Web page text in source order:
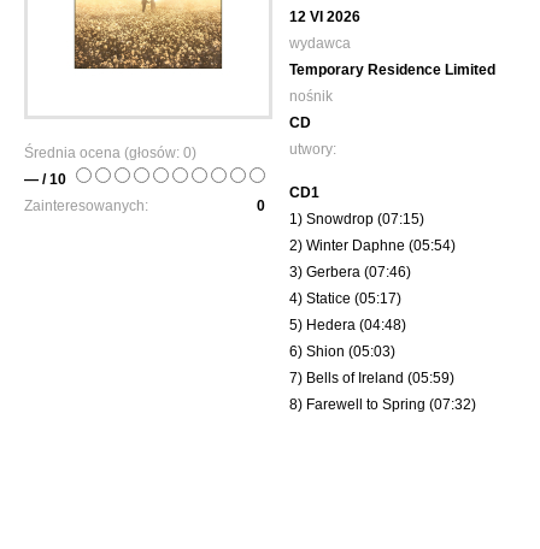
Średnia ocena (głosów: 0)
— / 10
0
Zainteresowanych:
12 VI 2026
wydawca
Temporary Residence Limited
nośnik
CD
utwory:
CD1
1) Snowdrop (07:15)
2) Winter Daphne (05:54)
3) Gerbera (07:46)
4) Statice (05:17)
5) Hedera (04:48)
6) Shion (05:03)
7) Bells of Ireland (05:59)
8) Farewell to Spring (07:32)